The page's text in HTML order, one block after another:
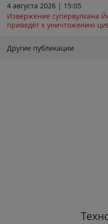
4 августа 2026 | 15:05
Извержение супервулкана
приведёт к уничтожению
Другие публикации